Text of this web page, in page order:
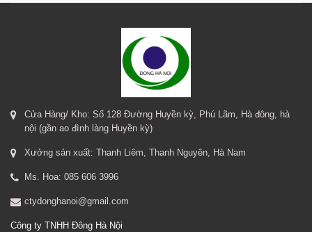
Cửa Hàng/ Kho: Số 128 Đường Huyền kỳ, Phú Lãm, Hà đông, hà
nội (gần ao đình làng Huyền kỳ)
Xưởng sản xuất: Thanh Liêm, Thanh Nguyên, Hà Nam
Ms. Hoa: 085 606 3996
ctydonghanoi@gmail.com
Công ty TNHH Đông Hà Nội